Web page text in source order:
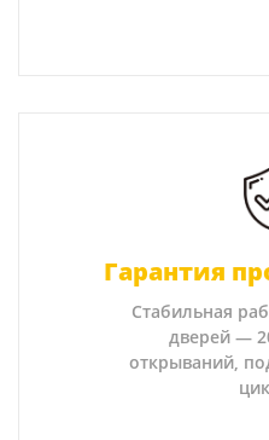
Гарантия
Стабильная
дверей —
открываний,